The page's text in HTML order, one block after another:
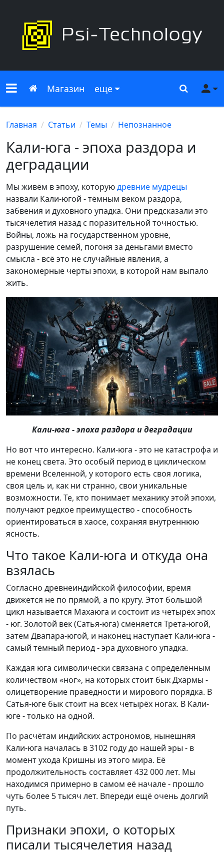
Меню сайта
Главная
Магазин еще Поиск
Главная Статьи Темы Непознанное
Кали-юга - эпоха раздора и
деградации
Мы живём в эпоху, которуюдревние мудрецы
назвали Кали-югой - тёмным веком раздора,
забвения и духовного упадка. Они предсказали это
тысячелетия назад с поразительной точностью.
Войны, ложь на государственном уровне,
разрушение семей, погоня за деньгами вместо
смысла - всё это не случайные явления, а
закономерные черты эпохи, в которой нам выпало
жить.
Кали-юга - эпоха раздора и деградации
Но вот что интересно. Кали-юга - это не катастрофа и
не конец света. Это особый период в циклическом
времени Вселенной, у которого есть своя логика,
своя цель и, как ни странно, свои уникальные
возможности. Те, кто понимает механику этой эпохи,
получают редкое преимущество - способность
ориентироваться в хаосе, сохраняя внутреннюю
ясность.
Что такое Кали-юга и откуда она
взялась
Согласно древнеиндийской философии, время
движется не по прямой, а по кругу. Этот большой
цикл называется Махаюга и состоит из четырёх эпох
- юг. Золотой век (Сатья-юга) сменяется Трета-югой,
затем Двапара-югой, и наконец наступает Кали-юга -
самый тёмный период - эра духовного упадка.
Каждая юга символически связана с определённым
количеством «ног», на которых стоит бык Дхармы -
олицетворение праведности и мирового порядка. В
Сатья-юге бык стоит на всех четырёх ногах. В Кали-
юге - только на одной.
По расчётам индийских астрономов, нынешняя
Кали-юга началась в 3102 году до нашей эры - в
момент ухода Кришны из этого мира. Её
продолжительность составляет 432 000 лет. Мы
находимся примерно в самом её начале - прошло
чуть более 5 тысяч лет. Впереди ещё очень долгий
путь.
Признаки эпохи, о которых
писали тысячелетия назад